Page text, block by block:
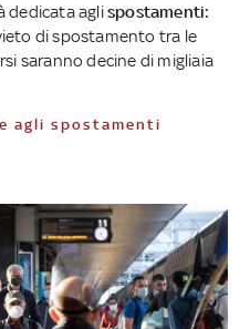
dedicata aglispostamenti:
di spostamento tra le
saranno decine di migliaia
agli spostamenti